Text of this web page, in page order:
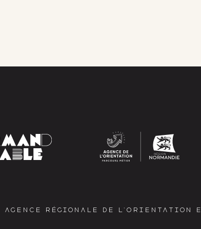
AGENCE RÉGIONALE DE L’ORIENTATION